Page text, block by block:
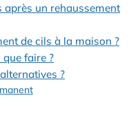
après un rehaussement
de cils à la maison ?
faire ?
?